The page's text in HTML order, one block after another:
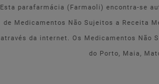
Esta parafarmácia (Farmaoli) encontra-se
de Medicamentos Não Sujeitos a Receita
através da internet. Os Medicamentos Não
do Porto, Maia,